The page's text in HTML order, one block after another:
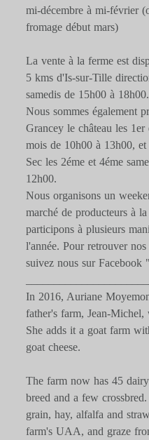
mi-décembre à mi-février
fromage début mars)
La vente à la ferme est
5 kms d'Is-sur-Tille
samedis de 15h00 à 18h00.
Nous sommes également
Grancey le château les
mois de 10h00 à 13h00,
Sec les 2éme et 4éme
12h00.
Nous organisons un
marché de producteurs à
participons à plusieurs
l'année. Pour retrouver
suivez nous sur
In 2016, Auriane
father's farm, Jean-
She adds it a goat farm
goat cheese.
The farm now has 45
breed and a few
grain, hay, alfalfa and
farm's UAA, and graze